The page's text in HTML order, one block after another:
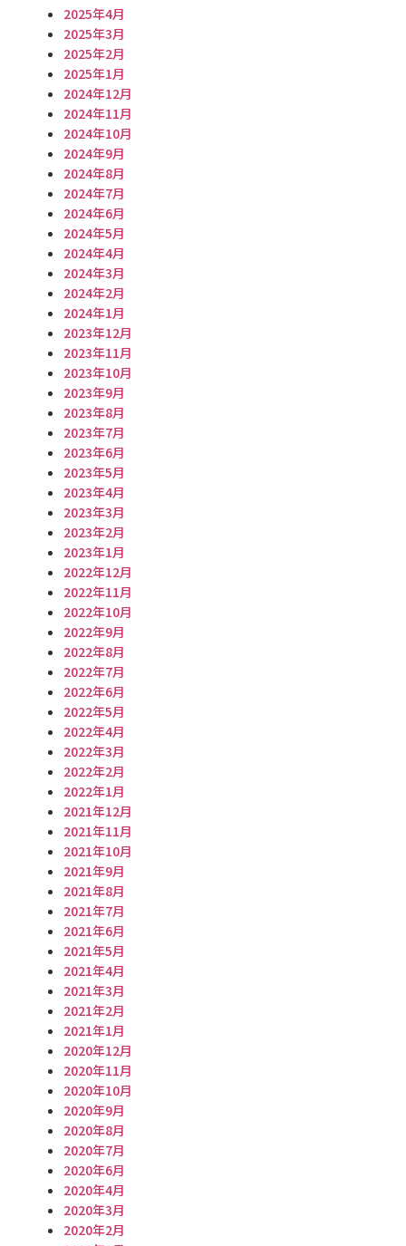
2025年4月
2025年3月
2025年2月
2025年1月
2024年12月
2024年11月
2024年10月
2024年9月
2024年8月
2024年7月
2024年6月
2024年5月
2024年4月
2024年3月
2024年2月
2024年1月
2023年12月
2023年11月
2023年10月
2023年9月
2023年8月
2023年7月
2023年6月
2023年5月
2023年4月
2023年3月
2023年2月
2023年1月
2022年12月
2022年11月
2022年10月
2022年9月
2022年8月
2022年7月
2022年6月
2022年5月
2022年4月
2022年3月
2022年2月
2022年1月
2021年12月
2021年11月
2021年10月
2021年9月
2021年8月
2021年7月
2021年6月
2021年5月
2021年4月
2021年3月
2021年2月
2021年1月
2020年12月
2020年11月
2020年10月
2020年9月
2020年8月
2020年7月
2020年6月
2020年4月
2020年3月
2020年2月